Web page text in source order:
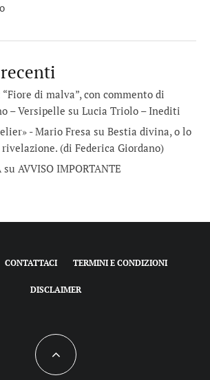
di malva”, con commento di
– Versipelle su Lucia Triolo – Inediti
- Mario Fresa su Bestia divina, o lo
(di Federica Giordano)
su AVVISO IMPORTANTE
CONTATTACI TERMINI E CONDIZIONI
DISCLAIMER